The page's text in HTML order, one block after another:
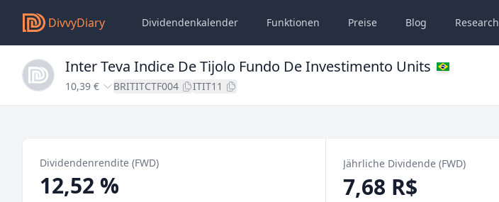
DivvyDiary Dividendenkalender Funktionen Preise Blog Research
Inter Teva Indice De Tijolo Fundo De Investimento Units
10,39 € BRITITCTF004 ITIT11
Dividendenrendite (FWD)
12,52 %
Jährliche Dividende (FWD)
7,68 R$